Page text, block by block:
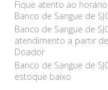
Veja também
Fique atento ao
Banco de Sangue de SJC
Banco de Sangue de
atendimento a partir
Doador